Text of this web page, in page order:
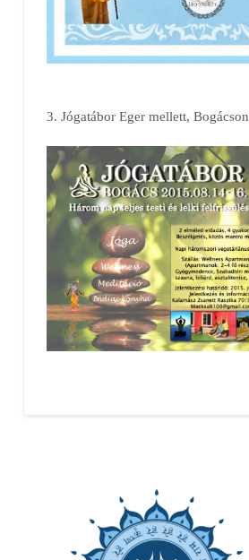
3. Jógatábor Eger mellett, Bogácson